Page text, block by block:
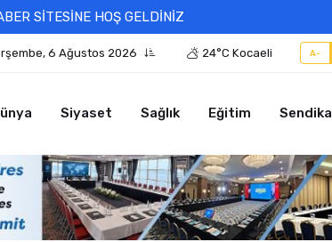
SİTESİNE HOŞ GELDİNİZ
6 Ağustos 2026 24°C Kocaeli A-
Siyaset Sağlık Eğitim Sendika